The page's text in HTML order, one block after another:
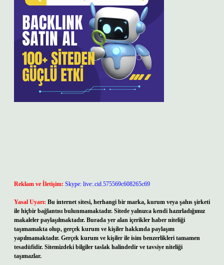
Reklam ve İletişim: Skype: live:.cid.575569c608265c69
Yasal Uyarı: Bu internet sitesi, herhangi bir marka, kurum veya şahıs şirketi
ile hiçbir bağlantısı bulunmamaktadır. Sitede yalnızca kendi hazırladığımız
makaleler paylaşılmaktadır. Burada yer alan içerikler haber niteliği
taşımamakta olup, gerçek kurum ve kişiler hakkında paylaşım
yapılmamaktadır. Gerçek kurum ve kişiler ile isim benzerlikleri tamamen
tesadüfidir. Sitemizdeki bilgiler taslak halindedir ve tavsiye niteliği
taşımazlar.